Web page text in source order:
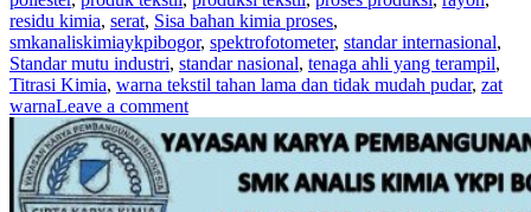
residu kimia, serat, Sisa bahan kimia proses,
smkanaliskimiaykpibogor, spektrofotometer, standar internasional,
Standar mutu industri, standar nasional, tenaga ahli yang terampil,
Titrasi Kimia, warna tekstil tahan lama dan tidak mudah pudar, zat
warnaLeave a comment